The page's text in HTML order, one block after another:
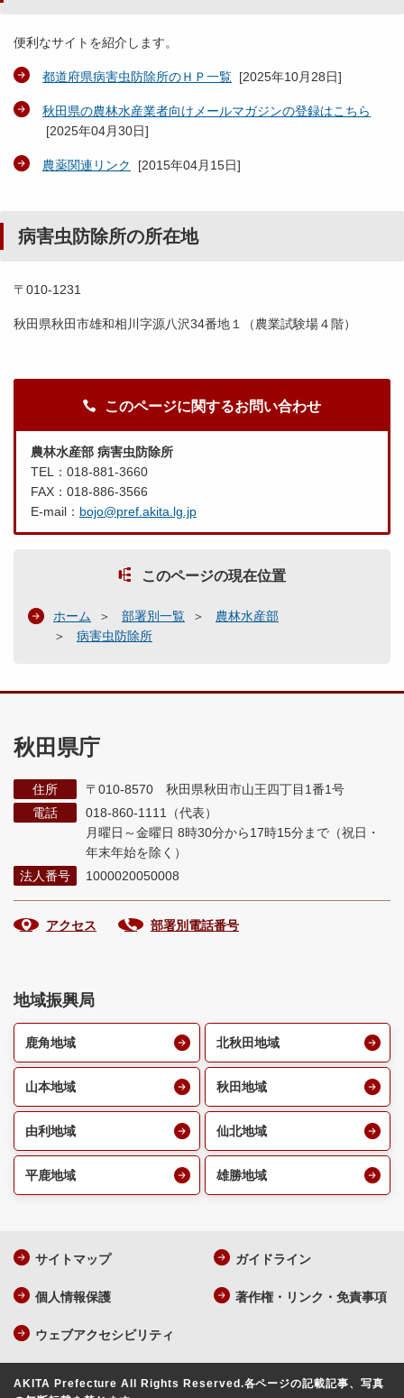
便利なサイトを紹介します。
都道府県病害虫防除所のＨＰ一覧 [2025年10月28日]
秋田県の農林水産業者向けメールマガジンの登録はこちら
[2025年04月30日]
農薬関連リンク [2015年04月15日]
病害虫防除所の所在地
〒010-1231
秋田県秋田市雄和相川字源八沢34番地１（農業試験場４階）
このページに関するお問い合わせ
農林水産部 病害虫防除所
TEL：018-881-3660
FAX：018-886-3566
E-mail： bojo@pref.akita.lg.jp
このページの現在位置
ホーム 部署別一覧
農林水産部
病害虫防除所
秋田県庁
住所
〒010-8570 秋田県秋田市山王四丁目1番1号
電話
018-860-1111（代表）
月曜日～金曜日 8時30分から17時15分まで （祝日・
年末年始を除く）
法人番号
1000020050008
アクセス 部署別電話番号
地域振興局
鹿角地域 北秋田地域
山本地域 秋田地域
由利地域 仙北地域
平鹿地域 雄勝地域
サイトマップ ガイドライン
個人情報保護 著作権・リンク・免責事項
ウェブアクセシビリティ
AKITA Prefecture All Rights Reserved.各ページの記載記事、写真